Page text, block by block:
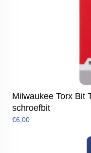
Milwaukee Torx Bit
schroefbit
€6,00